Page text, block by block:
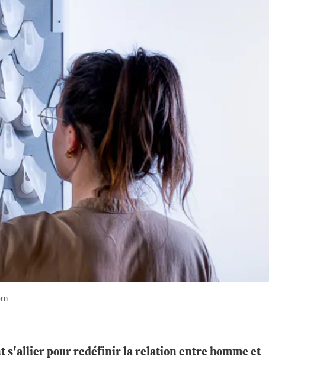
s'allier pour redéfinir la relation entre homme et